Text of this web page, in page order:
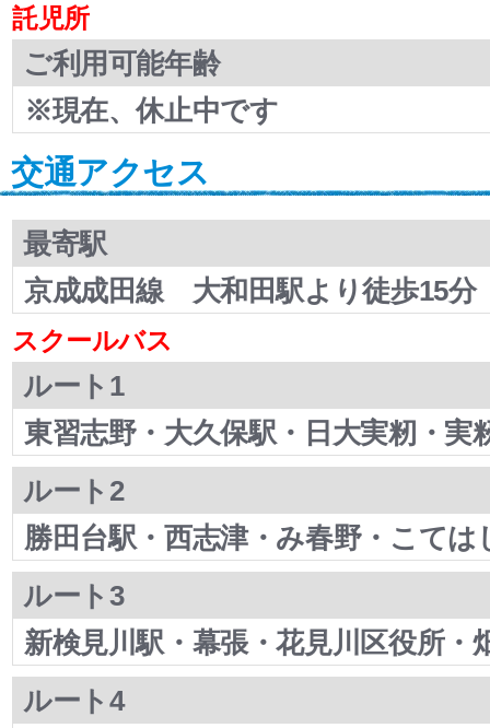
託児所
ご利用可能年齢
※現在、休止中です
交通アクセス
最寄駅
京成成田線 大和田駅より徒歩15分
スクールバス
ルート1
東習志野・大久保駅・日大実籾・実
ルート2
勝田台駅・西志津・み春野・こては
ルート3
新検見川駅・幕張・花見川区役所・
ルート4